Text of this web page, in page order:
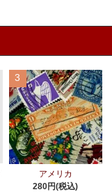
3
アメリカ
280円(税込)